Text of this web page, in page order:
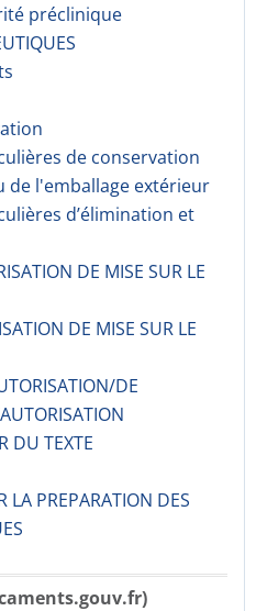
préclinique
de conservation
de l'emballage extérieur
d’élimination et
DE MISE SUR LE
DE MISE SUR LE
DE
DU TEXTE
LA PREPARATION DES